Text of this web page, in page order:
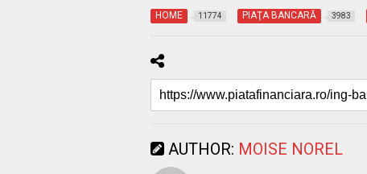
HOME 11774 PIAŢA BANCARĂ 3983
AUTHOR: MOISE NOREL